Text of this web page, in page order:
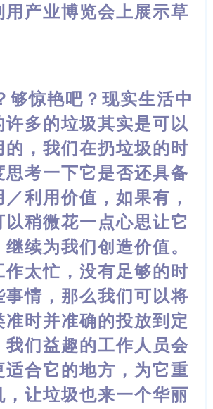
用产业博览会上展示草
够惊艳吧？现实生活中
许多的垃圾其实是可以
的，我们在扔垃圾的时
思考一下它是否还具备
利用价值，如果有，
以稍微花一点心思让它
续为我们创造价值。
作太忙，没有足够的时
事情，那么我们可以将
准时并准确的投放到定
我们益趣的工作人员会
适合它的地方，为它重
，让垃圾也来一个华丽